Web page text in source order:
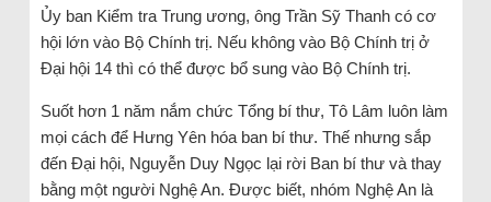
Ủy ban Kiểm tra Trung ương, ông Trần Sỹ Thanh có cơ
hội lớn vào Bộ Chính trị. Nếu không vào Bộ Chính trị ở
Đại hội 14 thì có thể được bổ sung vào Bộ Chính trị.
Suốt hơn 1 năm nắm chức Tổng bí thư, Tô Lâm luôn làm
mọi cách để Hưng Yên hóa ban bí thư. Thế nhưng sắp
đến Đại hội, Nguyễn Duy Ngọc lại rời Ban bí thư và thay
bằng một người Nghệ An. Được biết, nhóm Nghệ An là